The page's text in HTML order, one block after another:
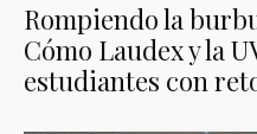
Rompiendo la
Cómo Laudex y la
estudiantes con